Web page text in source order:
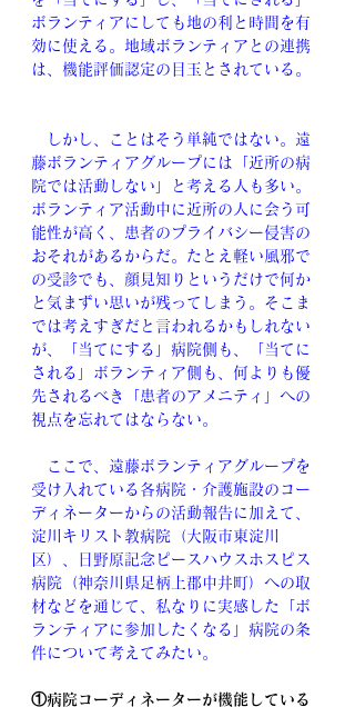
ボランティアにしても地の利と時間を有
効に使える。地域ボランティアとの連携
は、機能評価認定の目玉とされている。
しかし、ことはそう単純ではない。遠
藤ボランティアグループには「近所の病
院では活動しない」と考える人も多い。
ボランティア活動中に近所の人に会う可
能性が高く、患者のプライバシー侵害の
おそれがあるからだ。たとえ軽い風邪で
の受診でも、顔見知りというだけで何か
と気まずい思いが残ってしまう。そこま
では考えすぎだと言われるかもしれない
が、「当てにする」病院側も、「当てに
される」ボランティア側も、何よりも優
先されるべき「患者のアメニティ」への
視点を忘れてはならない。
ここで、遠藤ボランティアグループを
受け入れている各病院・介護施設のコー
ディネーターからの活動報告に加えて、
淀川キリスト教病院（大阪市東淀川
区）、日野原記念ピースハウスホスピス
病院（神奈川県足柄上郡中井町）への取
材などを通じて、私なりに実感した「ボ
ランティアに参加したくなる」病院の条
件について考えてみたい。
①病院コーディネーターが機能している